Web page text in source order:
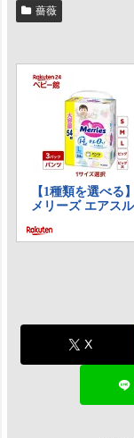
薔薇
X